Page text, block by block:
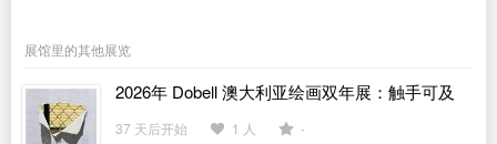
展馆里的其他展览
2026年 Dobell 澳大利亚绘画双年展：触手可及
37 天后开始 1 人
-